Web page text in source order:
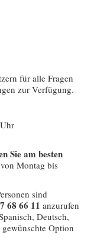
für alle Fragen
zur Verfügung.
Sie am besten
Montag bis
sind
68 66 11 anzurufen
Deutsch,
Option